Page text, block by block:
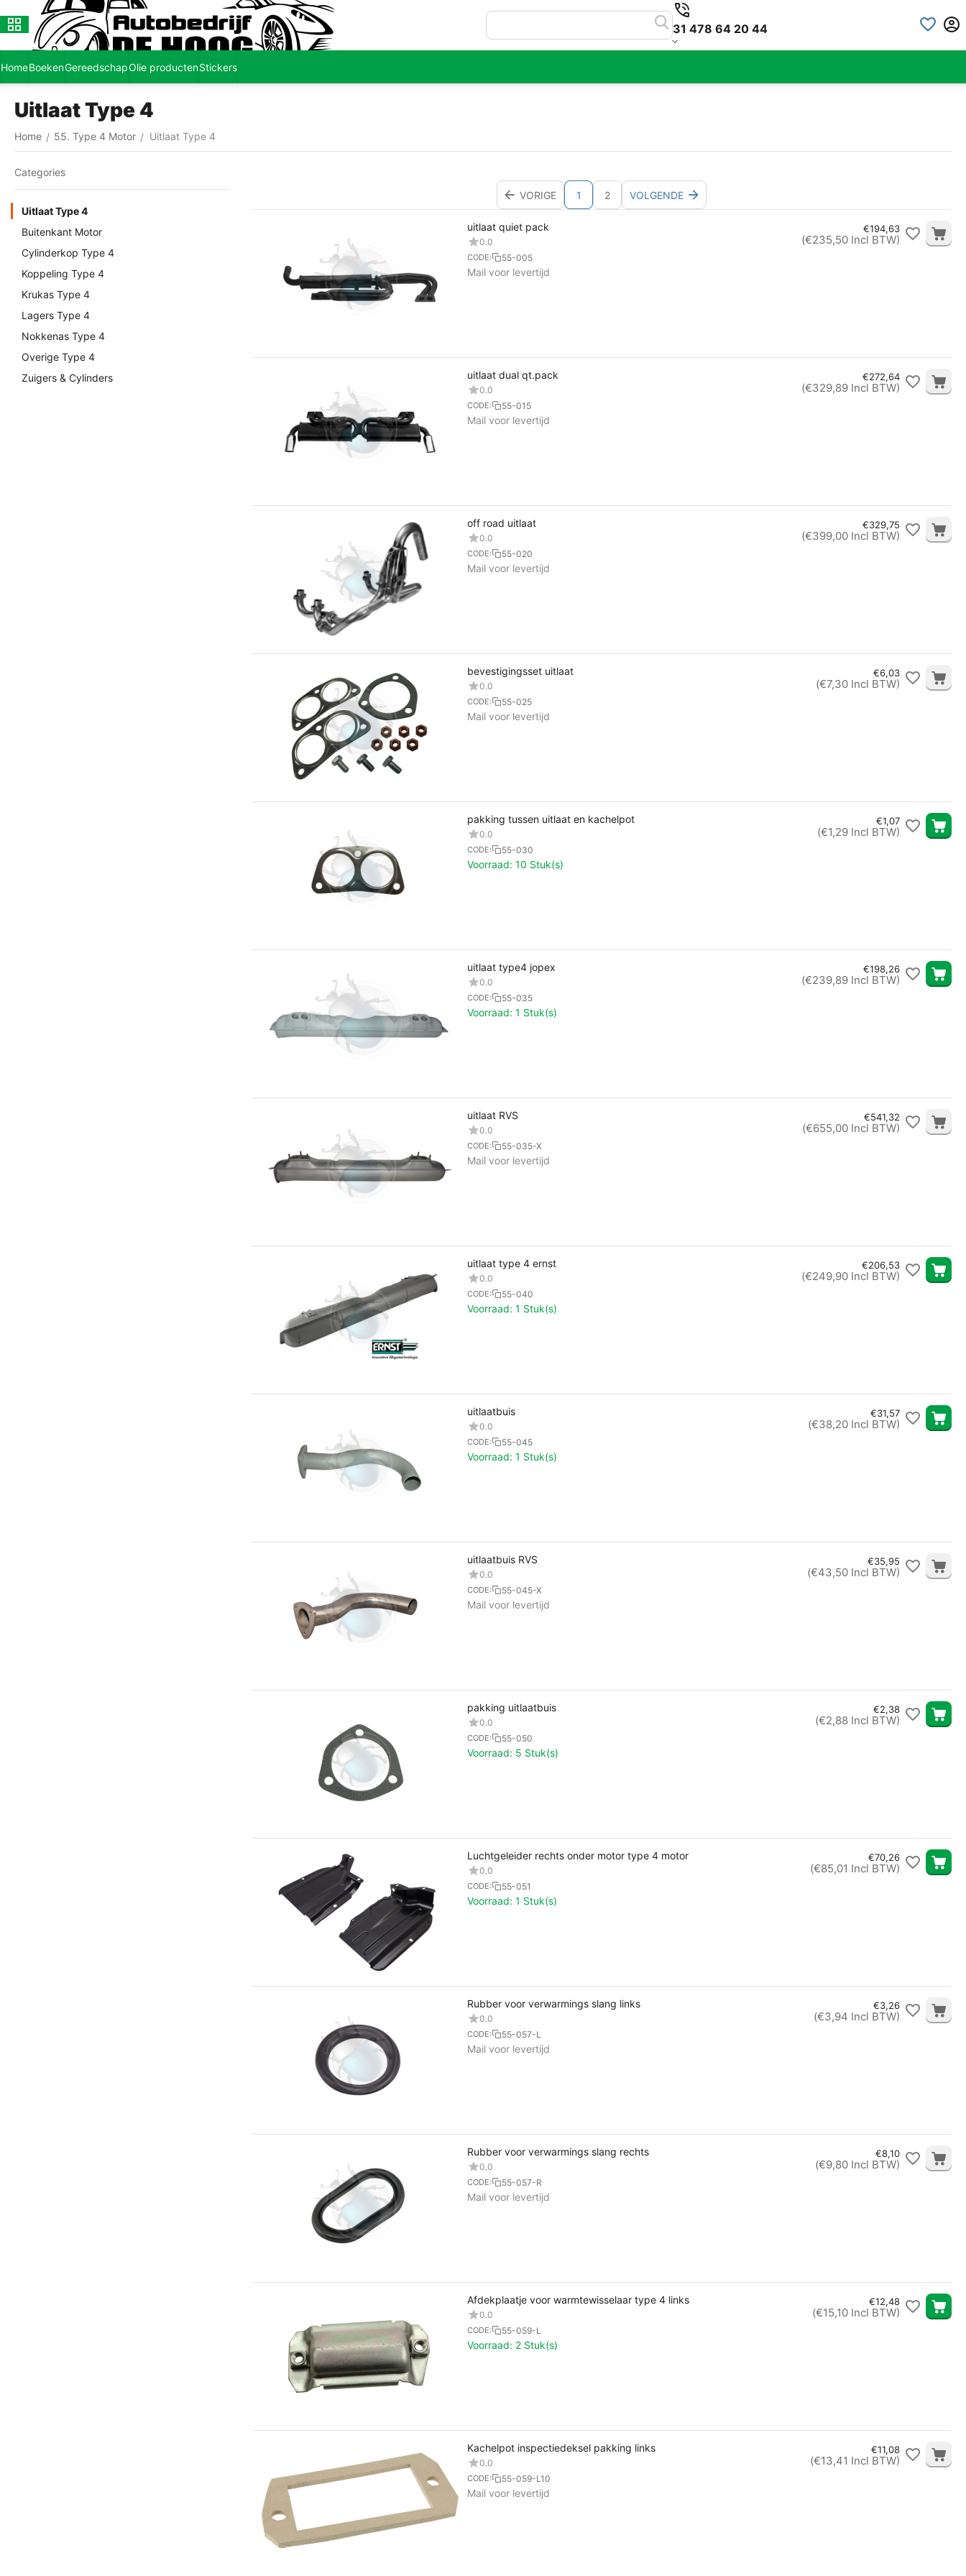
31 478 64 20 44
HomeBoekenGereedschapOlie productenStickers
Uitlaat Type 4
Home / 55. Type 4 Motor / Uitlaat Type 4
VORIGE 1 2 VOLGENDE
uitlaat quiet pack
0.0
CODE: 55-005
Mail voor levertijd
€194,63
(€235,50 Incl BTW)
uitlaat dual qt.pack
0.0
CODE: 55-015
Mail voor levertijd
€272,64
(€329,89 Incl BTW)
off road uitlaat
0.0
CODE: 55-020
Mail voor levertijd
€329,75
(€399,00 Incl BTW)
bevestigingsset uitlaat
0.0
CODE: 55-025
Mail voor levertijd
€6,03
(€7,30 Incl BTW)
pakking tussen uitlaat en kachelpot
0.0
CODE: 55-030
Voorraad: 10 Stuk(s)
€1,07
(€1,29 Incl BTW)
uitlaat type4 jopex
0.0
CODE: 55-035
Voorraad: 1 Stuk(s)
€198,26
(€239,89 Incl BTW)
uitlaat RVS
0.0
CODE: 55-035-X
Mail voor levertijd
€541,32
(€655,00 Incl BTW)
uitlaat type 4 ernst
0.0
CODE: 55-040
Voorraad: 1 Stuk(s)
€206,53
(€249,90 Incl BTW)
uitlaatbuis
0.0
CODE: 55-045
Voorraad: 1 Stuk(s)
€31,57
(€38,20 Incl BTW)
uitlaatbuis RVS
0.0
CODE: 55-045-X
Mail voor levertijd
€35,95
(€43,50 Incl BTW)
pakking uitlaatbuis
0.0
CODE: 55-050
Voorraad: 5 Stuk(s)
€2,38
(€2,88 Incl BTW)
Luchtgeleider rechts onder motor type 4 motor
0.0
CODE: 55-051
Voorraad: 1 Stuk(s)
€70,26
(€85,01 Incl BTW)
Rubber voor verwarmings slang links
0.0
CODE: 55-057-L
Mail voor levertijd
€3,26
(€3,94 Incl BTW)
Rubber voor verwarmings slang rechts
0.0
CODE: 55-057-R
Mail voor levertijd
€8,10
(€9,80 Incl BTW)
Afdekplaatje voor warmtewisselaar type 4 links
0.0
CODE: 55-059-L
Voorraad: 2 Stuk(s)
€12,48
(€15,10 Incl BTW)
Kachelpot inspectiedeksel pakking links
0.0
CODE: 55-059-L10
Mail voor levertijd
€11,08
(€13,41 Incl BTW)
Сategories
Uitlaat Type 4
Buitenkant Motor
Cylinderkop Type 4
Koppeling Type 4
Krukas Type 4
Lagers Type 4
Nokkenas Type 4
Overige Type 4
Zuigers & Cylinders